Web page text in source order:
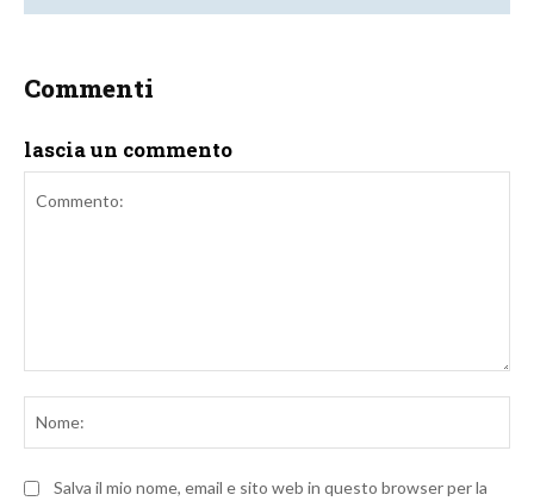
Commenti
lascia un commento
Salva il mio nome, email e sito web in questo browser per la